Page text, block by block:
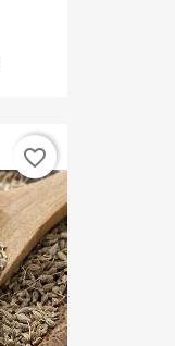
favorite_border